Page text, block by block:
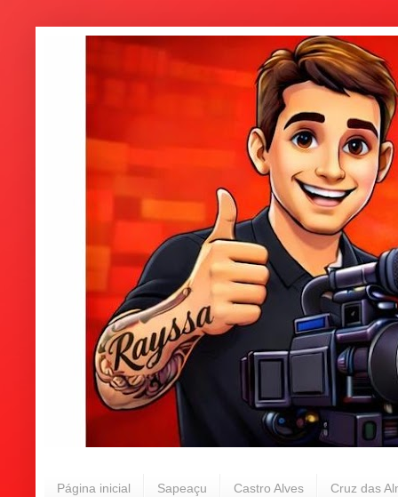
Página inicial Sapeaçu Castro Alves Cruz das